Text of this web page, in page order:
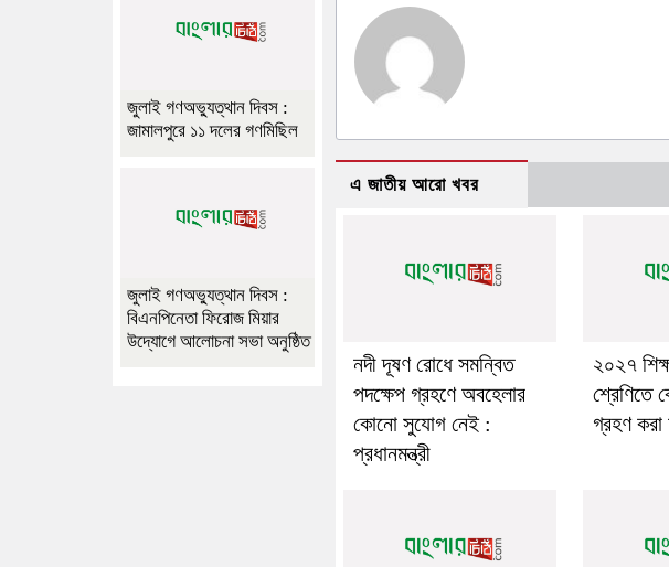
এ জাতীয় আরো খবর
নদী দূষণ রোধে সমন্বিত
পদক্ষেপ গ্রহণে অবহেলার
কোনো সুযোগ নেই :
প্রধানমন্ত্রী
২০২৭
শ্রেণিতে
গ্রহণ করা
জুলাই গণঅভ্যুত্থান দিবস :
জামালপুরে ১১ দলের গণমিছিল
জুলাই গণঅভ্যুত্থান দিবস :
বিএনপিনেতা ফিরোজ মিয়ার
উদ্যোগে আলোচনা সভা অনুষ্ঠিত